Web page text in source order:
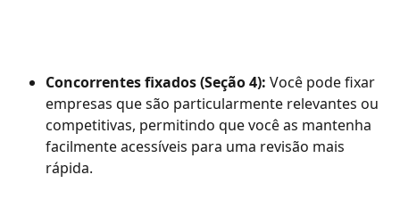
Concorrentes fixados (Seção 4): Você pode fixar
empresas que são particularmente relevantes ou
competitivas, permitindo que você as mantenha
facilmente acessíveis para uma revisão mais
rápida.